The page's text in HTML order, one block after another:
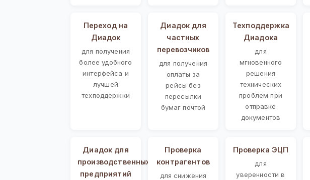
Переход на
Диадок
для получения
более удобного
интерфейса и
лучшей
техподдержки
Диадок для
частных
перевозчиков
для получения
оплаты за
рейсы без
пересылки
бумаг почтой
Техподдержка
Диадока
для
мгновенного
решения
технических
проблем при
отправке
документов
Диадок для
производственных
предприятий
Проверка
контрагентов
для снижения
Проверка ЭЦП
для
уверенности в